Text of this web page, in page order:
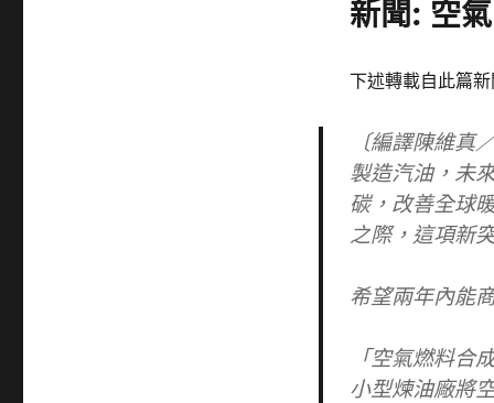
新聞: 空
下述轉載自此篇
〔編譯陳維真
製造汽油，未
碳，改善全球
之際，這項新
希望兩年內能
「空氣燃料合
小型煉油廠將